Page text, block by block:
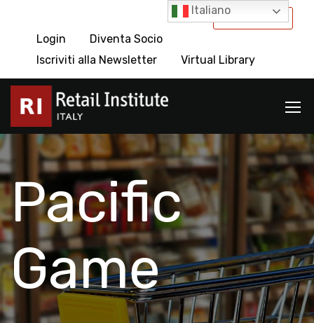
International
Login
Diventa Socio
Iscriviti alla Newsletter
Virtual Library
Pacific
Game
Italiano